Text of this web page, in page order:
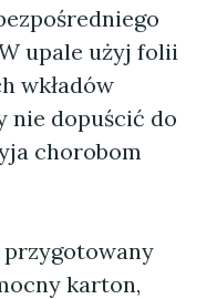
upale użyj folii
wkładów
nie dopuścić do
chorobom
karton,